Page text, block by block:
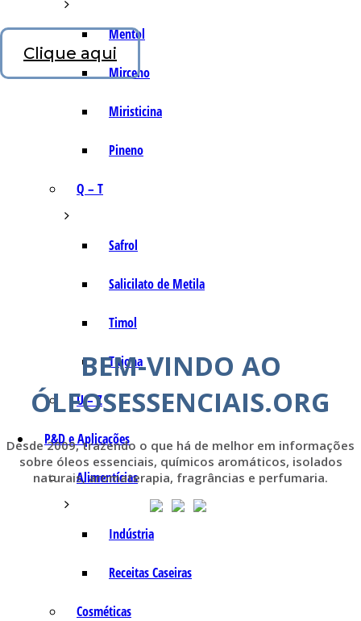
Mentol
Mirceno
Miristicina
Pineno
Q – T
Safrol
Salicilato de Metila
Timol
Tujona
U – Z
P&D e Aplicações
Alimentícias
Indústria
Receitas Caseiras
Cosméticas
Clique aqui
BEM-VINDO AO
ÓLEOSESSENCIAIS.ORG
Desde 2009, trazendo o que há de melhor em informações
sobre óleos essenciais, químicos aromáticos, isolados
naturais, aromaterapia, fragrâncias e perfumaria.